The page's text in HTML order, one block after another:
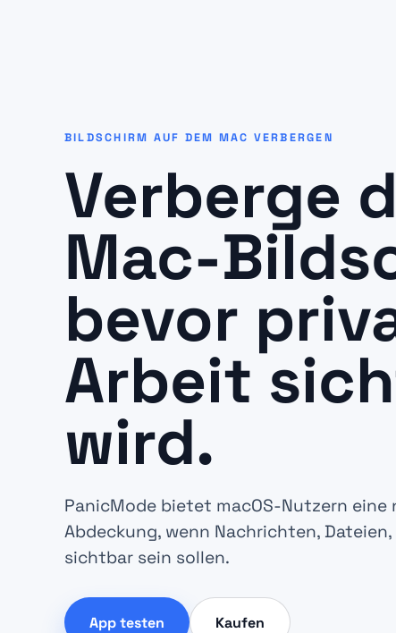
BILDSCHIRM AUF DEM MAC VERBERGEN
Verberge
Mac-
bevor
Arbeit
wird.
PanicMode bietet macOS-Nutzern
Abdeckung, wenn Nachrichten,
sichtbar sein sollen.
App testen Kaufen